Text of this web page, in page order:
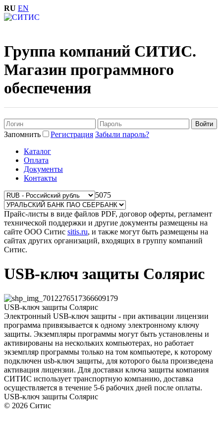
RU EN
Группа компаний СИТИС.
Магазин программного
обеспечения
Запомнить Регистрация Забыли пароль?
Каталог
Оплата
Документы
Контакты
5075
Прайс-листы в виде файлов PDF, договор оферты, регламент
технической поддержки и другие документы размещены на
сайте ООО Ситис sitis.ru, и также могут быть размещены на
сайтах других организаций, входящих в группу компаний
Ситис.
USB-ключ защиты Солярис
USB-ключ защиты Солярис
Электронный USB-ключ защиты - при активации лицензии
программа привязывается к одному электронному ключу
защиты. Экземпляры программы могут быть установлены и
активированы на нескольких компьютерах, но работает
экземпляр программы только на том компьютере, к которому
подключен usb-ключ защиты, для которого была произведена
активация лицензии. Для доставки ключа защиты компания
СИТИС использует транспортную компанию, доставка
осуществляется в течение 5-6 рабочих дней после оплаты.
USB-ключ защиты Солярис
© 2026 Ситис